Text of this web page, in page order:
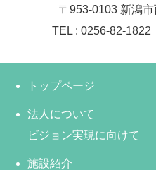
〒953-0103 新潟
TEL : 0256-82-
トップページ
法人について
ビジョン実現に向けて
施設紹介